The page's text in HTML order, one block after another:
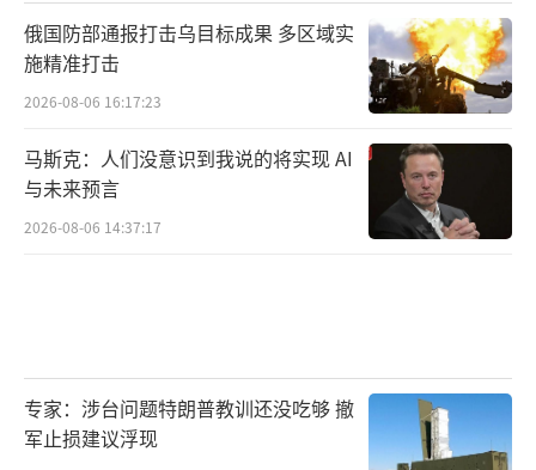
俄国防部通报打击乌目标成果 多区域实
施精准打击
2026-08-06 16:17:23
马斯克：人们没意识到我说的将实现 AI
与未来预言
2026-08-06 14:37:17
专家：涉台问题特朗普教训还没吃够 撤
军止损建议浮现